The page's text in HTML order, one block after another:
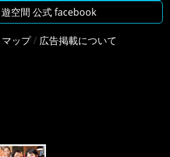
空間 公式 facebook
ップ/ 広告掲載について